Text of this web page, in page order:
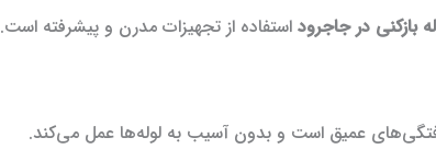
در جاجرود استفاده از تجهیزات مدرن و پیشرفته است.
عمیق است و بدون آسیب به لوله‌ها عمل می‌کند.